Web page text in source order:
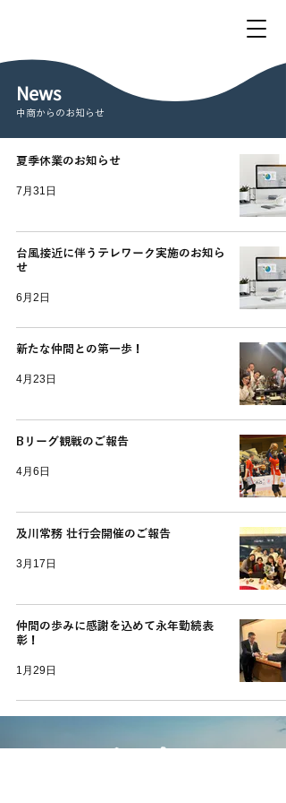
News
中商からのお知らせ
夏季休業のお知らせ
7月31日
台風接近に伴うテレワーク実施のお知ら
せ
6月2日
新たな仲間との第一歩！
4月23日
Bリーグ観戦のご報告
4月6日
及川常務 壮行会開催のご報告
3月17日
仲間の歩みに感謝を込めて永年勤続表
彰！
1月29日